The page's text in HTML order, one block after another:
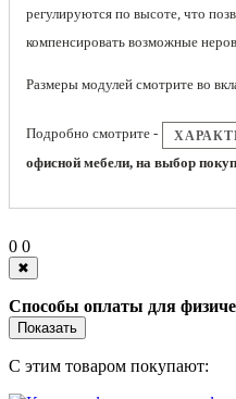
регулируются по высоте, что
компенсировать возможные
Размеры модулей смотрите во
Подробно смотрите -
офисной мебели, на выбор
0 0
✖
Способы оплаты для
Показать
С этим товаром покупают: